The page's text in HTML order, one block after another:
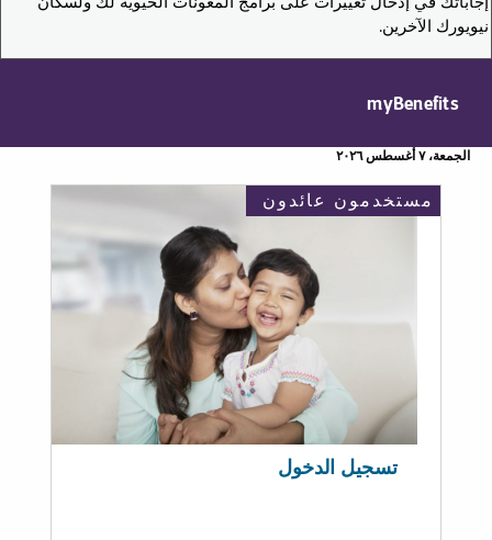
نيويورك الآخرين.
myBenefits
الجمعة، ٧ أغسطس ٢٠٢٦
مستخدمون عائدون
تسجيل الدخول